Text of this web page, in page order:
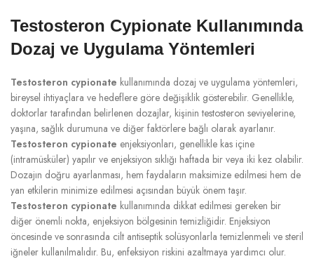
Testosteron Cypionate Kullanımında
Dozaj ve Uygulama Yöntemleri
Testosteron cypionate kullanımında dozaj ve uygulama yöntemleri,
bireysel ihtiyaçlara ve hedeflere göre değişiklik gösterebilir. Genellikle,
doktorlar tarafından belirlenen dozajlar, kişinin testosteron seviyelerine,
yaşına, sağlık durumuna ve diğer faktörlere bağlı olarak ayarlanır.
Testosteron cypionate enjeksiyonları, genellikle kas içine
(intramüsküler) yapılır ve enjeksiyon sıklığı haftada bir veya iki kez olabilir.
Dozajın doğru ayarlanması, hem faydaların maksimize edilmesi hem de
yan etkilerin minimize edilmesi açısından büyük önem taşır.
Testosteron cypionate kullanımında dikkat edilmesi gereken bir
diğer önemli nokta, enjeksiyon bölgesinin temizliğidir. Enjeksiyon
öncesinde ve sonrasında cilt antiseptik solüsyonlarla temizlenmeli ve steril
iğneler kullanılmalıdır. Bu, enfeksiyon riskini azaltmaya yardımcı olur.